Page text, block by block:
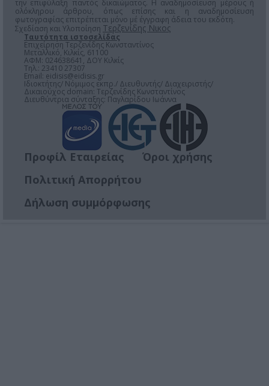
την επιφύλαξη παντός δικαιώματος. Η αναδημοσίευση μέρους ή
ολόκληρου άρθρου, όπως επίσης και η αναδημοσίευση
φωτογραφίας επιτρέπεται μόνο μέ έγγραφη άδεια του εκδότη.
Σχεδίαση και Υλοποίηση Τερζενίδης Νικος
Ταυτότητα ιστοσελίδας
Επιχείρηση Τερζενίδης Κωνσταντίνος
Μεταλλικό, Κιλκίς, 61100
ΑΦΜ: 024638641, ΔΟΥ Κιλκίς
Τηλ.: 23410 27307
Email: eidisis@eidisis.gr
Ιδιοκτήτης/ Νόμιμος εκπρ./ Διευθυντής/ Διαχειριστής/
Δικαιούχος domain: Τερζενίδης Κωνσταντίνος
Διευθύντρια σύνταξης: Παγλαρίδου Ιωάννα
Προφίλ Εταιρείας
Όροι χρήσης
Πολιτική Απορρήτου
Δήλωση συμμόρφωσης